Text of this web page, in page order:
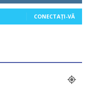
CONECTAȚI-VĂ